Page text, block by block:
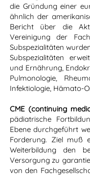
die Gründung einer
ähnlich der
Bericht über die
Vereinigung der
Subspezialitäten
Subspezialitäten
und Ernährung,
Pulmonologie,
Infektiologie, Hämato-
CME (continuing
pädiatrische
Ebene durchgeführt
Forderung. Ziel muß
Weiterbildung den
Versorgung zu
von den